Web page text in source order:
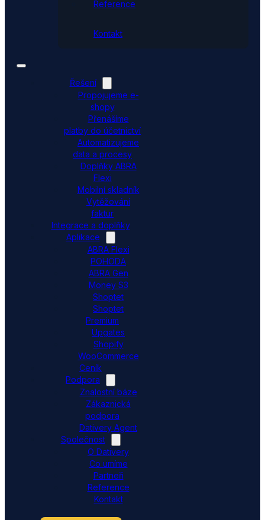
Reference
Kontakt
Řešení
Propojujeme e-
shopy
Přenášíme
platby do účetnictví
Automatizujeme
data a procesy
Doplňky ABRA
Flexi
Mobilní skladník
Vytěžování
faktur
Integrace a doplňky
Aplikace
ABRA Flexi
POHODA
ABRA Gen
Money S3
Shoptet
Shoptet
Premium
Upgates
Shopify
WooCommerce
Ceník
Podpora
Znalostní báze
Zákaznická
podpora
Dativery Agent
Společnost
O Dativery
Co umíme
Partneři
Reference
Kontakt